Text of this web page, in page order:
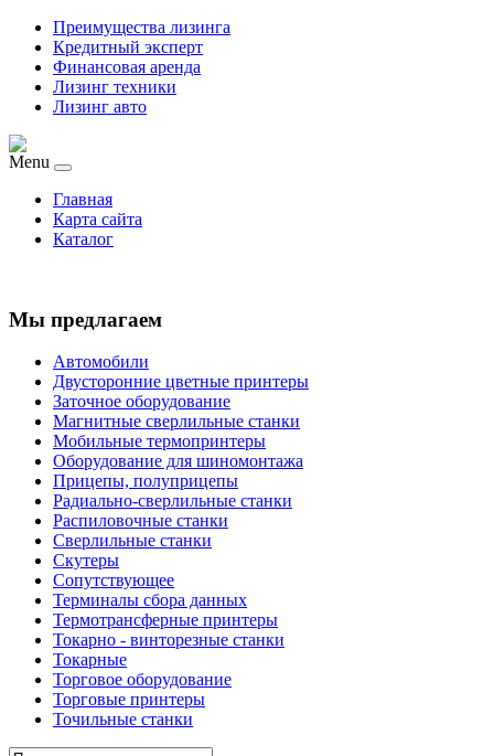
Преимущества лизинга
Кредитный эксперт
Финансовая аренда
Лизинг техники
Лизинг авто
Menu
Главная
Карта сайта
Каталог
Мы предлагаем
Автомобили
Двусторонние цветные принтеры
Заточное оборудование
Магнитные сверлильные станки
Мобильные термопринтеры
Оборудование для шиномонтажа
Прицепы, полуприцепы
Радиально-сверлильные станки
Распиловочные станки
Сверлильные станки
Скутеры
Сопутствующее
Терминалы сбора данных
Термотрансферные принтеры
Токарно - винторезные станки
Токарные
Торговое оборудование
Торговые принтеры
Точильные станки